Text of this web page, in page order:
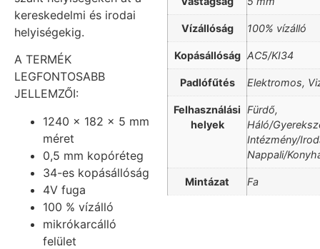
kereskedelmi és irodai
helyiségekig.
A TERMÉK
LEGFONTOSABB
JELLEMZŐI:
1240 x 182 x 5 mm
méret
0,5 mm kopóréteg
34-es kopásállóság
4V fuga
100 % vízálló
mikrókarcálló
felület
Vízállóság 100% vízálló
Kopásállóság AC5/KI34
Padlófűtés Elektromos,
Felhasználási
helyek
Fürdő,
Háló/
Intézmény/
Nappali/
Mintázat Fa